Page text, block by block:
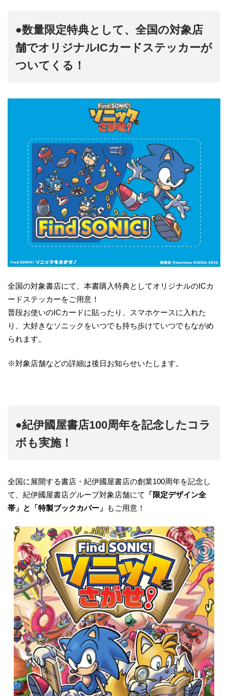
●数量限定特典として、全国の対象店
舗でオリジナルICカードステッカーが
ついてくる！
全国の対象書店にて、本書購入特典としてオリジナルのICカ
ードステッカーをご用意！
普段お使いのICカードに貼ったり、スマホケースに入れた
り、大好きなソニックをいつでも持ち歩けていつでもながめ
られます。
※対象店舗などの詳細は後日お知らせいたします。
●紀伊國屋書店100周年を記念したコラ
ボも実施！
全国に展開する書店・紀伊國屋書店の創業100周年を記念し
て、紀伊國屋書店グループ対象店舗にて
「限定デザイン全
帯」と「特製ブックカバー」 もご用意！